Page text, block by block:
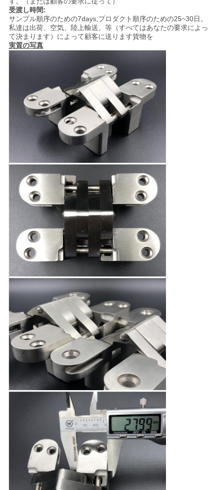
PRIVACY
POLICY
受渡し時間:
サンプル順序のための7days;プロダクト順序のための25~30日。
私達は出荷、空気、陸上輸送、等（すべてはあなたの要求によっ
て決まります）によって顧客に送ります貨物を
実質の写真